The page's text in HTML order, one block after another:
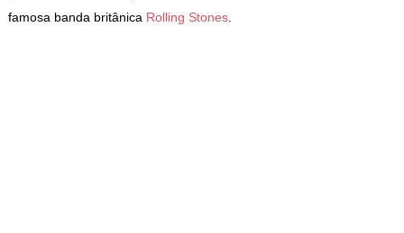
famosa banda britânica Rolling Stones.